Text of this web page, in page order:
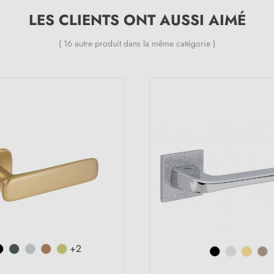
LES CLIENTS ONT AUSSI AIMÉ
( 16 autre produit dans la même catégorie )
+2